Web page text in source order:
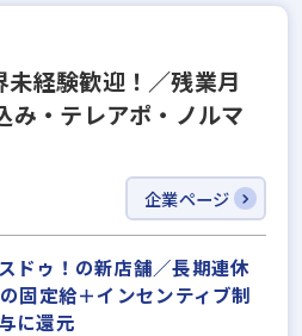
経験歓迎！／残業月
・テレアポ・ノルマ
企業ページ
ゥ！の新店舗／長期連休
固定給＋インセンティブ制
に還元